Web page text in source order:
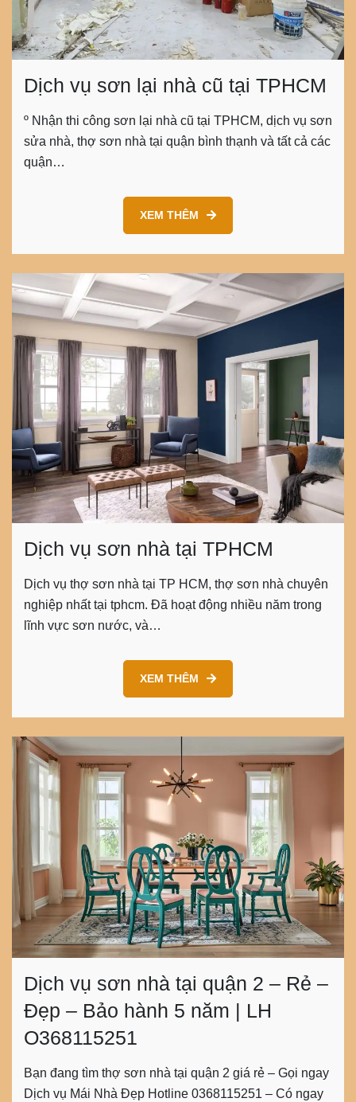
Dịch vụ sơn lại nhà cũ tại TPHCM
º Nhận thi công sơn lại nhà cũ tại TPHCM, dịch vụ sơn
sửa nhà, thợ sơn nhà tại quận bình thạnh và tất cả các
quận…
XEM THÊM
Dịch vụ sơn nhà tại TPHCM
Dịch vụ thợ sơn nhà tại TP HCM, thợ sơn nhà chuyên
nghiệp nhất tại tphcm. Đã hoạt động nhiều năm trong
lĩnh vực sơn nước, và…
XEM THÊM
Dịch vụ sơn nhà tại quận 2 – Rẻ –
Đẹp – Bảo hành 5 năm | LH
O368115251
Bạn đang tìm thợ sơn nhà tại quận 2 giá rẻ – Gọi ngay
Dịch vụ Mái Nhà Đẹp Hotline 0368115251 – Có ngay